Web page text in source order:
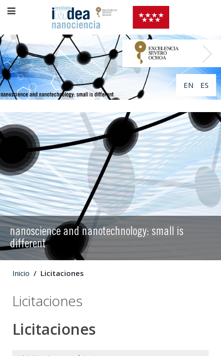
EN ES
nanoscience and nanotechnology: small is
different
Inicio Licitaciones
Licitaciones
Licitaciones